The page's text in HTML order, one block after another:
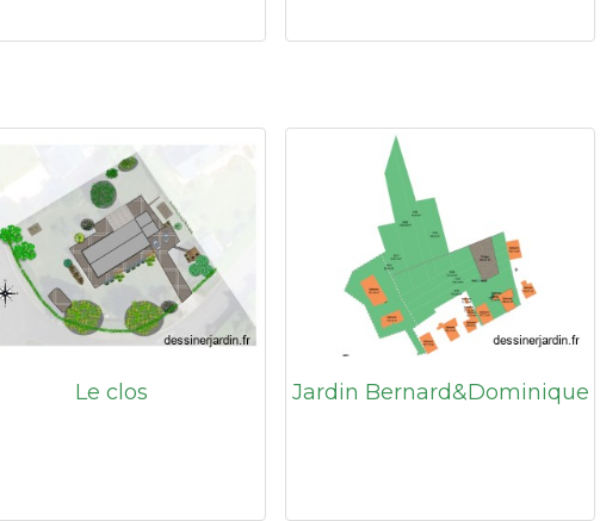
Le clos Jardin Bernard&Dominique